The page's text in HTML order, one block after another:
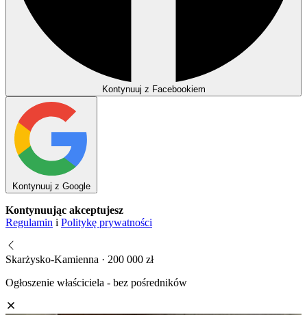
Kontynuuj z Facebookiem
Kontynuuj z Google
Kontynuując akceptujesz
Regulamin i Politykę prywatności
Skarżysko-Kamienna · 200 000 zł
Ogłoszenie właściciela - bez pośredników